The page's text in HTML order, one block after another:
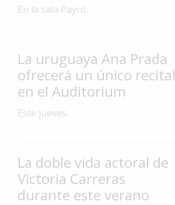
La
Arte
Espectáculos
Policiales
Fotos
de
Familia
En la sala Payró.
La uruguaya Ana Prada
ofrecerá un único recital
en el Auditorium
Este jueves.
La doble vida actoral de
Victoria Carreras
durante este verano